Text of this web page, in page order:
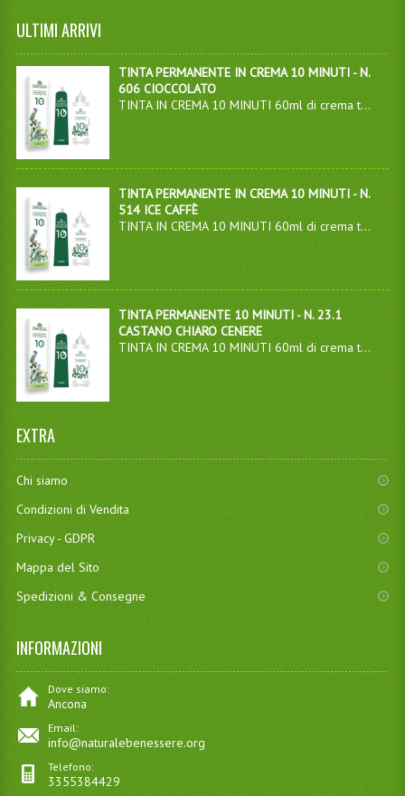
ULTIMI ARRIVI
TINTA PERMANENTE IN CREMA 10 MINUTI - N.
606 CIOCCOLATO
TINTA IN CREMA 10 MINUTI 60ml di crema t...
TINTA PERMANENTE IN CREMA 10 MINUTI - N.
514 ICE CAFFÈ
TINTA IN CREMA 10 MINUTI 60ml di crema t...
TINTA PERMANENTE 10 MINUTI - N. 23.1
CASTANO CHIARO CENERE
TINTA IN CREMA 10 MINUTI 60ml di crema t...
EXTRA
Chi siamo
Condizioni di Vendita
Privacy - GDPR
Mappa del Sito
Spedizioni & Consegne
INFORMAZIONI
Dove siamo:
Ancona
Email:
info@naturalebenessere.org
Telefono:
3355384429